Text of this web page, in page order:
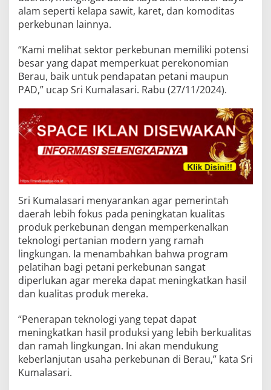
alam seperti kelapa sawit, karet, dan komoditas
perkebunan lainnya.
“Kami melihat sektor perkebunan memiliki potensi
besar yang dapat memperkuat perekonomian
Berau, baik untuk pendapatan petani maupun
PAD,” ucap Sri Kumalasari. Rabu (27/11/2024).
Sri Kumalasari menyarankan agar pemerintah
daerah lebih fokus pada peningkatan kualitas
produk perkebunan dengan memperkenalkan
teknologi pertanian modern yang ramah
lingkungan. Ia menambahkan bahwa program
pelatihan bagi petani perkebunan sangat
diperlukan agar mereka dapat meningkatkan hasil
dan kualitas produk mereka.
“Penerapan teknologi yang tepat dapat
meningkatkan hasil produksi yang lebih berkualitas
dan ramah lingkungan. Ini akan mendukung
keberlanjutan usaha perkebunan di Berau,” kata Sri
Kumalasari.